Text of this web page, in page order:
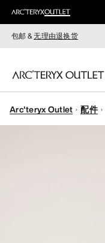
包邮 &无理由退换货
女装
Arc'teryx Outlet 配件